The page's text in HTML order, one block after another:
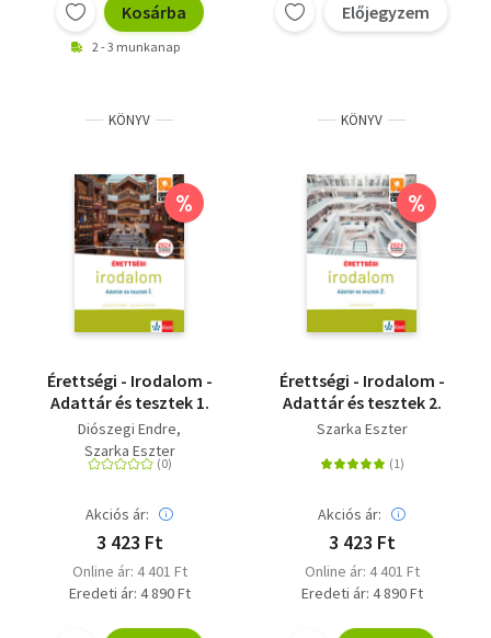
Kosárba
2 - 3 munkanap
Előjegyzem
KÖNYV
%
Érettségi - Irodalom -
Adattár és tesztek 1.
Diószegi Endre
Szarka Eszter
Akciós ár:
3 423 Ft
Online ár: 4 401 Ft
Eredeti ár: 4 890 Ft
KÖNYV
%
Érettségi - Irodalom -
Adattár és tesztek 2.
Szarka Eszter
Akciós ár:
3 423 Ft
Online ár: 4 401 Ft
Eredeti ár: 4 890 Ft